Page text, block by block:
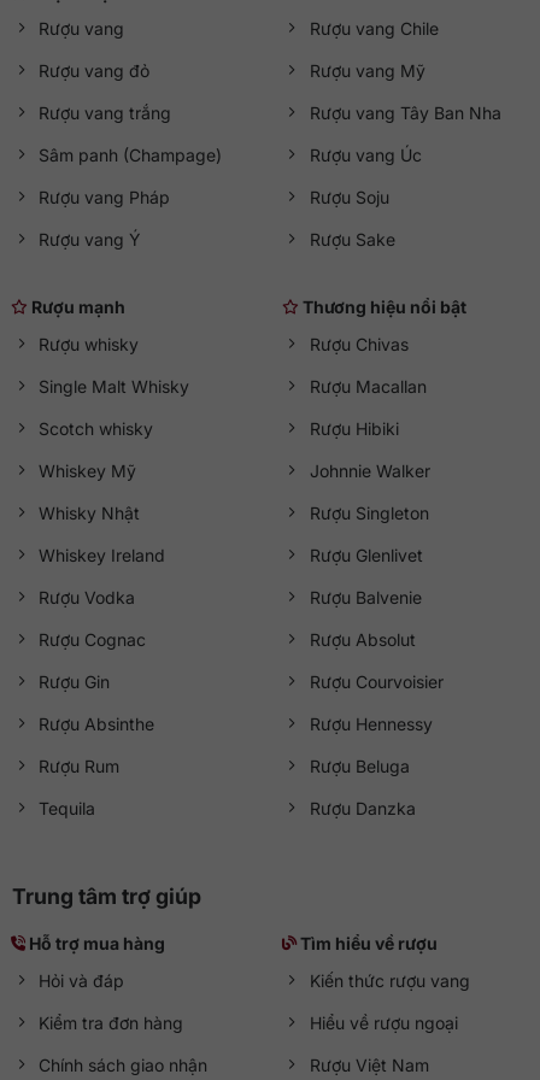
Pardubice, cộng hòa Séc năm 1969.
Huy chương vàng tại hội trợ triển lãm quốc tế ở Plovdi,
Huy chương vàng tại cuộc thi rượu quốc tế “ Vodka tốt
nhất của năm / Best vodka of the year ” Mát-xcơ-va,
CHLB Nga năm 2008.
Đặt giải quán quân trong cuộc thi nếm “Sản phẩm tốt
Nga năm 2012.
Gợi ý cách thưởng thức
Uống nguyên chất ướp lạnh để cảm nhận trọn vẹn sự êm
Thưởng thức trên đá để giảm nồng độ và làm nổi bật
hương vị.
Pha cocktail như Bloody Mary, Vodka Martini hoặc Stoli
Mule cho trải nghiệm phong phú.
Mua Stolichnaya Vodka 700ml chính hãng tại
QKAWine
Rượu Stolichnaya Vodka 700ml là lựa chọn hoàn hảo cho
bằng và chất lượng ổn định. Sản phẩm đượcQKAWine
tiếng Việt và hóa đơn hợp lệ, đảm bảo nguồn gốc minh
bạch.
Tư vấn 24/7
Hotline:
Messenger: Chat với QKAWine
Hỗ trợ khách hàng
Bán hàng: sales@qkawine.com
qkawine@gmail.com
Cửa hàng QKAWine
Rượu vang
Rượu vang đỏ
Rượu vang trắng
Sâm panh (Champage)
Rượu vang Pháp
Rượu vang Ý
Rượu vang Chile
Rượu vang Mỹ
Rượu vang Tây Ban Nha
Rượu vang Úc
Rượu Soju
Rượu Sake
Rượu mạnh
Rượu whisky
Single Malt Whisky
Scotch whisky
Whiskey Mỹ
Whisky Nhật
Whiskey Ireland
Rượu Vodka
Rượu Cognac
Rượu Gin
Rượu Absinthe
Rượu Rum
Tequila
Thương hiệu nổi bật
Rượu Chivas
Rượu Macallan
Rượu Hibiki
Johnnie Walker
Rượu Singleton
Rượu Glenlivet
Rượu Balvenie
Rượu Absolut
Rượu Courvoisier
Rượu Hennessy
Rượu Beluga
Rượu Danzka
Trung tâm trợ giúp
Hỗ trợ mua hàng
Hỏi và đáp
Kiểm tra đơn hàng
Chính sách giao nhận
Tìm hiểu về rượu
Kiến thức rượu vang
Hiểu về rượu ngoại
Rượu Việt Nam